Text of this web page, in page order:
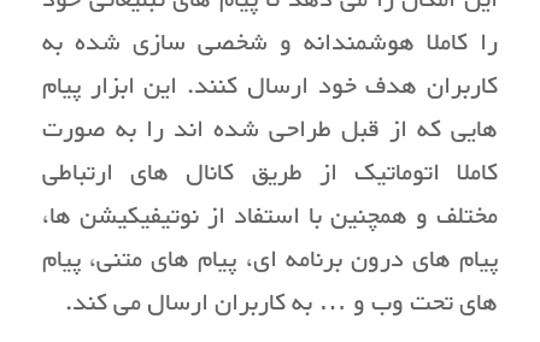
را کاملا هوشمندانه و شخصی سازی شده به
کاربران هدف خود ارسال کنند. این ابزار پیام
هایی که از قبل طراحی شده اند را به صورت
کاملا اتوماتیک از طریق کانال های ارتباطی
مختلف و همچنین با استفاد از نوتیفیکیشن ها،
پیام های درون برنامه ای، پیام های متنی، پیام
های تحت وب و … به کاربران ارسال می کند.